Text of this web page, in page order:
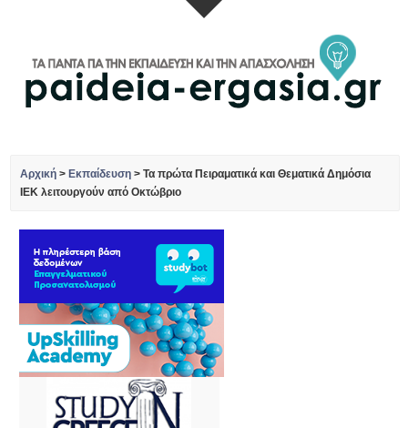
Αρχική > Εκπαίδευση >Τα πρώτα Πειραματικά και Θεματικά Δημόσια
ΙΕΚ λειτουργούν από Οκτώβριο